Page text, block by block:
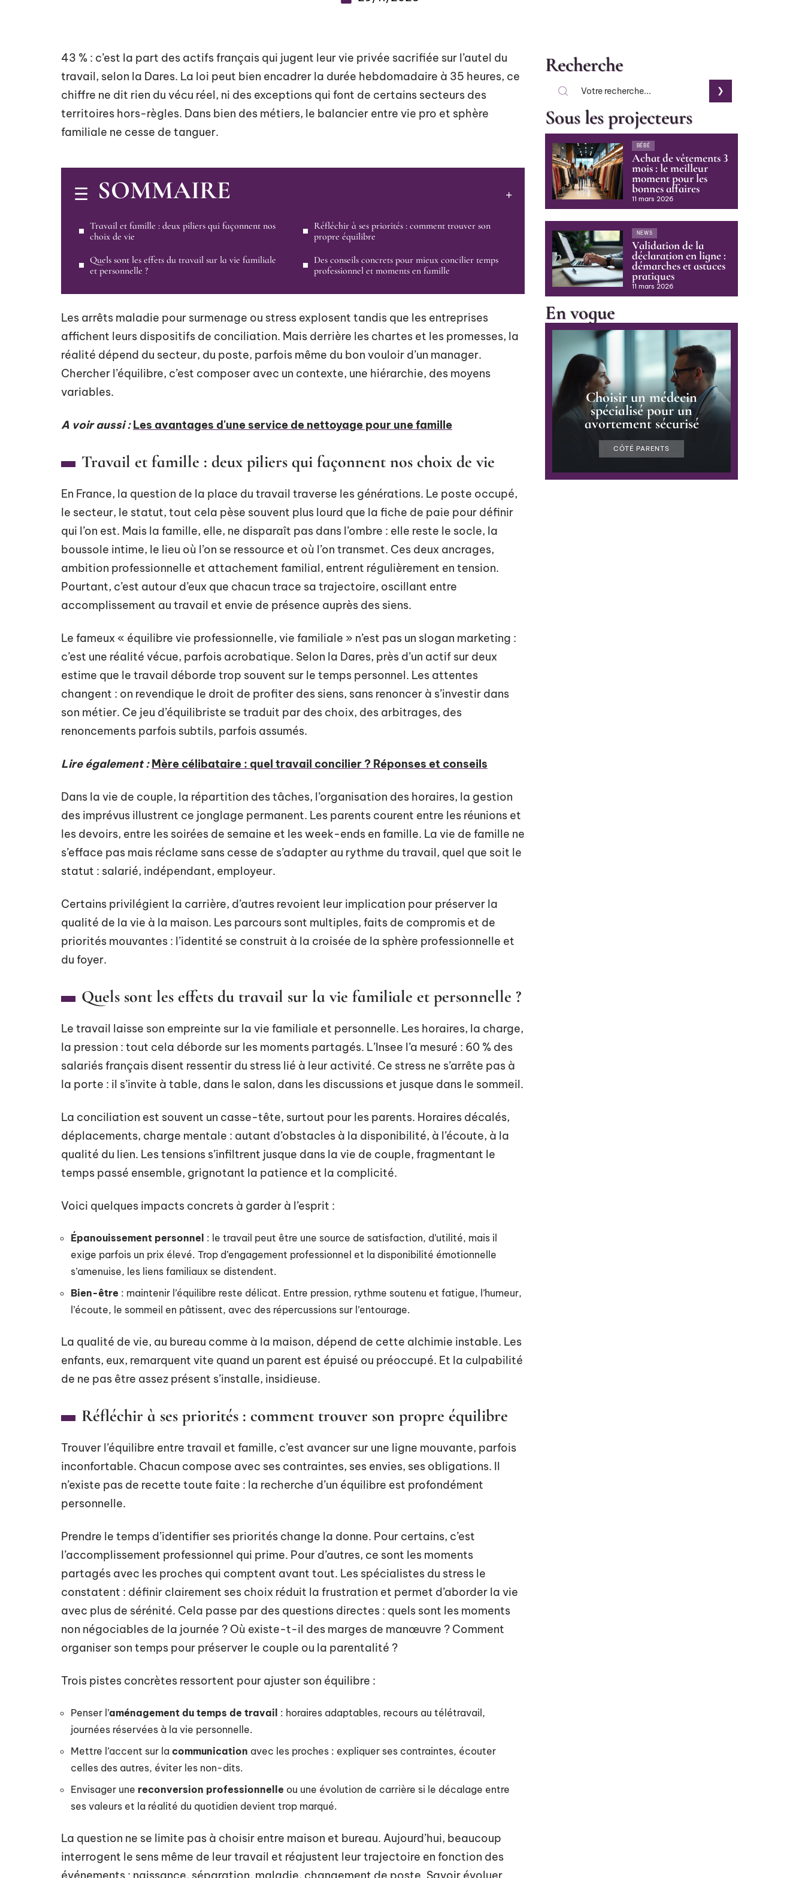
43 % : c’est la part des actifs français qui jugent leur vie privée sacrifiée sur l’autel du
travail, selon la Dares. La loi peut bien encadrer la durée hebdomadaire à 35 heures, ce
chiffre ne dit rien du vécu réel, ni des exceptions qui font de certains secteurs des
territoires hors-règles. Dans bien des métiers, le balancier entre vie pro et sphère
familiale ne cesse de tanguer.
SOMMAIRE
Travail et famille : deux piliers qui façonnent nos
choix de vie
Quels sont les effets du travail sur la vie familiale
et personnelle ?
Réfléchir à ses priorités : comment trouver son
propre équilibre
Des conseils concrets pour mieux concilier temps
professionnel et moments en famille
Les arrêts maladie pour surmenage ou stress explosent tandis que les entreprises
affichent leurs dispositifs de conciliation. Mais derrière les chartes et les promesses, la
réalité dépend du secteur, du poste, parfois même du bon vouloir d’un manager.
Chercher l’équilibre, c’est composer avec un contexte, une hiérarchie, des moyens
variables.
A voir aussi : Les avantages d'une service de nettoyage pour une famille
Travail et famille : deux piliers qui façonnent nos choix de vie
En France, la question de la place du travail traverse les générations. Le poste occupé,
le secteur, le statut, tout cela pèse souvent plus lourd que la fiche de paie pour définir
qui l’on est. Mais la famille, elle, ne disparaît pas dans l’ombre : elle reste le socle, la
boussole intime, le lieu où l’on se ressource et où l’on transmet. Ces deux ancrages,
ambition professionnelle et attachement familial, entrent régulièrement en tension.
Pourtant, c’est autour d’eux que chacun trace sa trajectoire, oscillant entre
accomplissement au travail et envie de présence auprès des siens.
Le fameux « équilibre vie professionnelle, vie familiale » n’est pas un slogan marketing :
c’est une réalité vécue, parfois acrobatique. Selon la Dares, près d’un actif sur deux
estime que le travail déborde trop souvent sur le temps personnel. Les attentes
changent : on revendique le droit de profiter des siens, sans renoncer à s’investir dans
son métier. Ce jeu d’équilibriste se traduit par des choix, des arbitrages, des
renoncements parfois subtils, parfois assumés.
Lire également : Mère célibataire : quel travail concilier ? Réponses et conseils
Dans la vie de couple, la répartition des tâches, l’organisation des horaires, la gestion
des imprévus illustrent ce jonglage permanent. Les parents courent entre les réunions et
les devoirs, entre les soirées de semaine et les week-ends en famille. La vie de famille ne
s’efface pas mais réclame sans cesse de s’adapter au rythme du travail, quel que soit le
statut : salarié, indépendant, employeur.
Certains privilégient la carrière, d’autres revoient leur implication pour préserver la
qualité de la vie à la maison. Les parcours sont multiples, faits de compromis et de
priorités mouvantes : l’identité se construit à la croisée de la sphère professionnelle et
du foyer.
Quels sont les effets du travail sur la vie familiale et personnelle ?
Le travail laisse son empreinte sur la vie familiale et personnelle. Les horaires, la charge,
la pression : tout cela déborde sur les moments partagés. L’Insee l’a mesuré : 60 % des
salariés français disent ressentir du stress lié à leur activité. Ce stress ne s’arrête pas à
la porte : il s’invite à table, dans le salon, dans les discussions et jusque dans le sommeil.
La conciliation est souvent un casse-tête, surtout pour les parents. Horaires décalés,
déplacements, charge mentale : autant d’obstacles à la disponibilité, à l’écoute, à la
qualité du lien. Les tensions s’infiltrent jusque dans la vie de couple, fragmentant le
temps passé ensemble, grignotant la patience et la complicité.
Voici quelques impacts concrets à garder à l’esprit :
Épanouissement personnel : le travail peut être une source de satisfaction, d’utilité, mais il
exige parfois un prix élevé. Trop d’engagement professionnel et la disponibilité émotionnelle
s’amenuise, les liens familiaux se distendent.
Bien-être : maintenir l’équilibre reste délicat. Entre pression, rythme soutenu et fatigue, l’humeur,
l’écoute, le sommeil en pâtissent, avec des répercussions sur l’entourage.
La qualité de vie, au bureau comme à la maison, dépend de cette alchimie instable. Les
enfants, eux, remarquent vite quand un parent est épuisé ou préoccupé. Et la culpabilité
de ne pas être assez présent s’installe, insidieuse.
Réfléchir à ses priorités : comment trouver son propre équilibre
Trouver l’équilibre entre travail et famille, c’est avancer sur une ligne mouvante, parfois
inconfortable. Chacun compose avec ses contraintes, ses envies, ses obligations. Il
n’existe pas de recette toute faite : la recherche d’un équilibre est profondément
personnelle.
Prendre le temps d’identifier ses priorités change la donne. Pour certains, c’est
l’accomplissement professionnel qui prime. Pour d’autres, ce sont les moments
partagés avec les proches qui comptent avant tout. Les spécialistes du stress le
constatent : définir clairement ses choix réduit la frustration et permet d’aborder la vie
avec plus de sérénité. Cela passe par des questions directes : quels sont les moments
non négociables de la journée ? Où existe-t-il des marges de manœuvre ? Comment
organiser son temps pour préserver le couple ou la parentalité ?
Trois pistes concrètes ressortent pour ajuster son équilibre :
Penser l’aménagement du temps de travail : horaires adaptables, recours au télétravail,
journées réservées à la vie personnelle.
Mettre l’accent sur la communication avec les proches : expliquer ses contraintes, écouter
celles des autres, éviter les non-dits.
Envisager une reconversion professionnelle ou une évolution de carrière si le décalage entre
ses valeurs et la réalité du quotidien devient trop marqué.
La question ne se limite pas à choisir entre maison et bureau. Aujourd’hui, beaucoup
interrogent le sens même de leur travail et réajustent leur trajectoire en fonction des
événements : naissance, séparation, maladie, changement de poste. Savoir évoluer
Recherche
Sous les projecteurs
BÉBÉ
Achat de vêtements 3
mois : le meilleur
moment pour les
bonnes affaires
11 mars 2026
NEWS
Validation de la
déclaration en ligne :
démarches et astuces
pratiques
11 mars 2026
En vogue
Choisir un médecin
spécialisé pour un
avortement sécurisé
CÔTÉ PARENTS